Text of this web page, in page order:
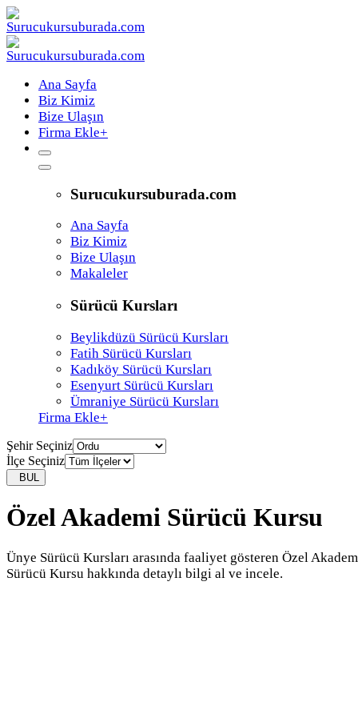
Ana Sayfa
Biz Kimiz
Bize Ulaşın
Firma Ekle+
Surucukursuburada.com
Ana Sayfa
Biz Kimiz
Bize Ulaşın
Makaleler
Sürücü Kursları
Beylikdüzü Sürücü Kursları
Fatih Sürücü Kursları
Kadıköy Sürücü Kursları
Esenyurt Sürücü Kursları
Ümraniye Sürücü Kursları
Firma Ekle+
Şehir Seçiniz
İlçe Seçiniz
BUL
Özel Akademi Sürücü Kursu
Ünye Sürücü Kursları arasında faaliyet gösteren Özel
Sürücü Kursu hakkında detaylı bilgi al ve incele.